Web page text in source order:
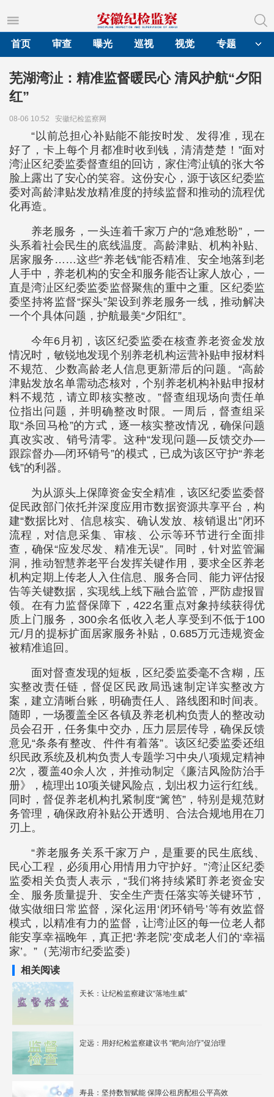
首页
审查 曝光 巡视 视觉 专题
芜湖湾沚：精准监督暖民心 清风护航“夕阳
红”
08-06 10:52 安徽纪检监察网
“以前总担心补贴能不能按时发、发得准，现在
好了，卡上每个月都准时收到钱，清清楚楚！”面对
湾沚区纪委监委督查组的回访，家住湾沚镇的张大爷
脸上露出了安心的笑容。这份安心，源于该区纪委监
委对高龄津贴发放精准度的持续监督和推动的流程优
化再造。
养老服务，一头连着千家万户的“急难愁盼”，一
头系着社会民生的底线温度。高龄津贴、机构补贴、
居家服务……这些“养老钱”能否精准、安全地落到老
人手中，养老机构的安全和服务能否让家人放心，一
直是湾沚区纪委监委监督聚焦的重中之重。区纪委监
委坚持将监督“探头”架设到养老服务一线，推动解决
一个个具体问题，护航最美“夕阳红”。
今年6月初，该区纪委监委在核查养老资金发放
情况时，敏锐地发现个别养老机构运营补贴申报材料
不规范、少数高龄老人信息更新滞后的问题。“高龄
津贴发放名单需动态核对，个别养老机构补贴申报材
料不规范，请立即核实整改。”督查组现场向责任单
位指出问题，并明确整改时限。一周后，督查组采
取“杀回马枪”的方式，逐一核实整改情况，确保问题
真改实改、销号清零。这种“发现问题—反馈交办—
跟踪督办—闭环销号”的模式，已成为该区守护“养老
钱”的利器。
为从源头上保障资金安全精准，该区纪委监委督
促民政部门依托并深度应用市数据资源共享平台，构
建“数据比对、信息核实、确认发放、核销退出”闭环
流程，对信息采集、审核、公示等环节进行全面排
查，确保“应发尽发、精准无误”。同时，针对监管漏
洞，推动智慧养老平台发挥关键作用，要求全区养老
机构定期上传老人入住信息、服务合同、能力评估报
告等关键数据，实现线上线下融合监管，严防虚报冒
领。在有力监督保障下，422名重点对象持续获得优
质上门服务，300余名低收入老人享受到不低于100
元/月的提标扩面居家服务补贴，0.685万元违规资金
被精准追回。
面对督查发现的短板，区纪委监委毫不含糊，压
实整改责任链，督促区民政局迅速制定详实整改方
案，建立清晰台账，明确责任人、路线图和时间表。
随即，一场覆盖全区各镇及养老机构负责人的整改动
员会召开，任务集中交办，压力层层传导，确保反馈
意见“条条有整改、件件有着落”。该区纪委监委还组
织民政系统及机构负责人专题学习中央八项规定精神
2次，覆盖40余人次，并推动制定《廉洁风险防治手
册》，梳理出10项关键风险点，划出权力运行红线。
同时，督促养老机构扎紧制度“篱笆”，特别是规范财
务管理，确保政府补贴公开透明、合法合规地用在刀
刃上。
“养老服务关系千家万户，是重要的民生底线、
民心工程，必须用心用情用力守护好。”湾沚区纪委
监委相关负责人表示，“我们将持续紧盯养老资金安
全、服务质量提升、安全生产责任落实等关键环节，
做实做细日常监督，深化运用‘闭环销号’等有效监督
模式，以精准有力的监督，让湾沚区的每一位老人都
能安享幸福晚年，真正把‘养老院’变成老人们的‘幸福
家’。”（芜湖市纪委监委）
相关阅读
天长：让纪检监察建议“落地生威”
定远：用好纪检监察建议书 “靶向治疗”促治理
寿县：坚持数智赋能 保障公租房配租公平高效